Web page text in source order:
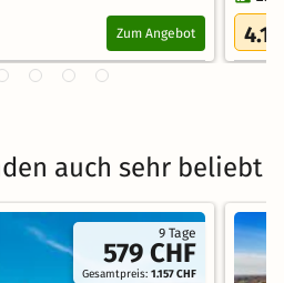
Zum Angebot 4.1
auch sehr beliebt
9 Tage
579 CHF
Gesamtpreis:1.157 CHF